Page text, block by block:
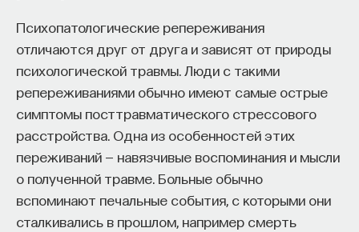
Психопатологические репереживания
отличаются друг от друга и зависят от природы
психологической травмы. Люди с такими
репереживаниями обычно имеют самые острые
симптомы посттравматического стрессового
расстройства. Одна из особенностей этих
переживаний — навязчивые воспоминания и мысли
о полученной травме. Больные обычно
вспоминают печальные события, с которыми они
сталкивались в прошлом, например смерть